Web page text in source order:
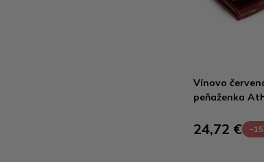
Vínovo
peňaženka
24,72 € -